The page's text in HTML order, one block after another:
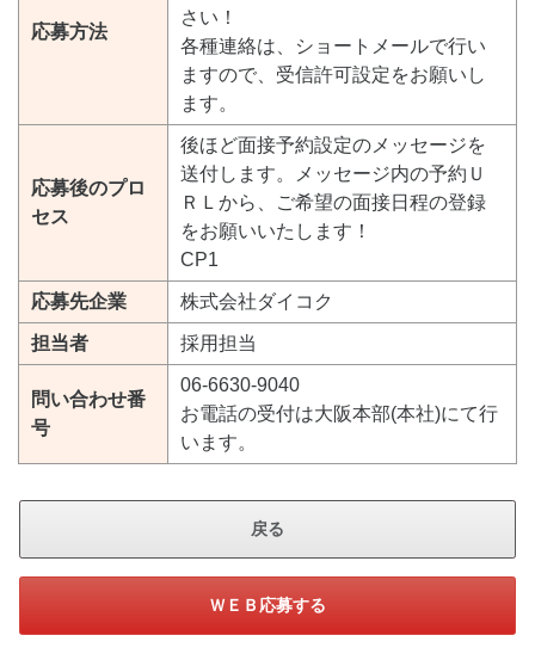
応募方法
さい！
各種連絡は、ショートメールで行い
ますので、受信許可設定をお願いし
ます。
応募後のプロ
セス
後ほど面接予約設定のメッセージを
送付します。メッセージ内の予約Ｕ
ＲＬから、ご希望の面接日程の登録
をお願いいたします！
CP1
応募先企業 株式会社ダイコク
担当者 採用担当
問い合わせ番
号
06-6630-9040
お電話の受付は大阪本部(本社)にて行
います。
戻る
ＷＥＢ応募する